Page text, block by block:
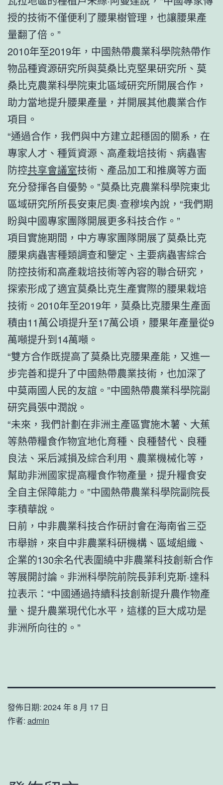
授的技術不僅便利了腰果樹管理，也讓腰果產
量翻了倍。”
2010年至2019年，中國熱帶農業科學院熱帶作
物品種資源研究所與莫桑比克堅果研究所、莫
桑比克農業科學院東北區域研究所開展合作，
助力當地提升腰果產量，并開展其他農業合作
項目。
“通過合作，我們與中方建立起穩固的關系，在
專家人才、種質資源、高產栽培技術、病蟲害
防控共享會議室技術、產品加工和推廣等方面
充分發揮各自優勢。”莫桑比克農業科學院東北
區域研究所所長安東尼奧·查穆埃內說，“我們期
盼與中國專家團隊開展更多科技合作。”
項目實施期間，中方專家團隊開展了莫桑比克
腰果病蟲害種類調查和鑒定、主要病蟲害綜合
防控技術和高產栽培技術等內容的聯合研究，
探索形成了適宜莫桑比克生產實際的腰果栽培
技術。2010年至2019年，莫桑比克腰果生產面
積由11萬公頃提升至17萬公頃，腰果年產量從9
萬噸提升到14萬噸。
“雙方合作既提高了莫桑比克腰果產能，又進一
步完善和提升了中國熱帶農業技術，也加深了
中莫兩國人民的友誼。”中國熱帶農業科學院副
研究員張中潤說。
“未來，我們計劃在非洲主產區實施木薯、大蕉
等熱帶糧食作物宜地化育種、良種替代、良種
良法、采后減損及綜合利用、農業機械化等，
幫助非洲國家提高糧食作物產量，提升糧食安
全自主保障能力。”中國熱帶農業科學院副院長
李積華說。
日前，中非農業科技合作研討會在海南省三亞
市舉辦，來自中非農業科研機構、區域組織、
企業的130余名代表圍繞中非農業科技創新合作
等展開討論。非洲科學院前院長菲利克斯·達科
拉表示：“中國通過持續科技創新提升農作物產
量、提升農業現代化水平，這樣的巨大成功是
非洲所向往的。”
發佈日期: 2024 年 8 月 17 日
作者: admin